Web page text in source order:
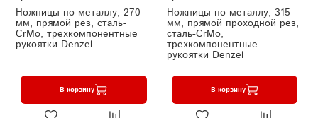
Ножницы по металлу, 270
мм, прямой рез, сталь-
CrMo, трехкомпонентные
рукоятки Denzel
В корзину
Ножницы по металлу, 315
мм, прямой проходной рез,
сталь-CrMo,
трехкомпонентные
рукоятки Denzel
В корзину